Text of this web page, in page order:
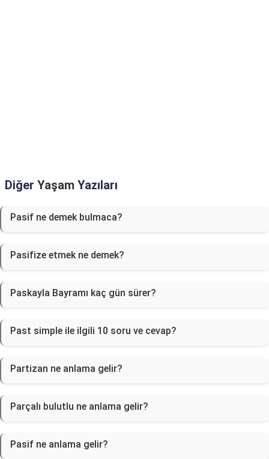
Diğer Yaşam Yazıları
Pasif ne demek bulmaca?
Pasifize etmek ne demek?
Paskayla Bayramı kaç gün sürer?
Past simple ile ilgili 10 soru ve cevap?
Partizan ne anlama gelir?
Parçalı bulutlu ne anlama gelir?
Pasif ne anlama gelir?